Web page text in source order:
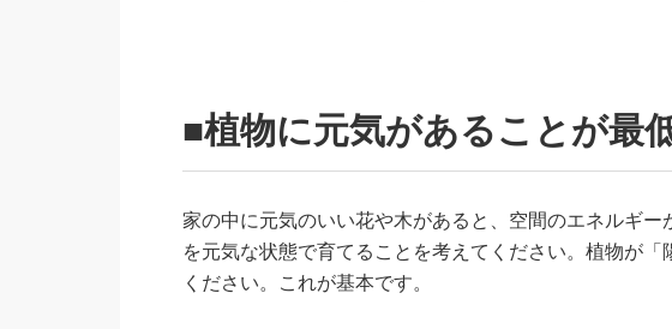
■植物に元気があることが最
家の中に元気のいい花や木があると、空間のエネルギ
を元気な状態で育てることを考えてください。植物が
ください。これが基本です。